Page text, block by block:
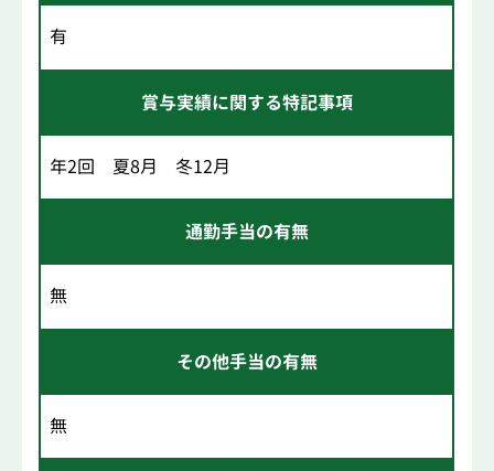
有
賞与実績に関する特記事項
年2回 夏8月 冬12月
通勤手当の有無
無
その他手当の有無
無